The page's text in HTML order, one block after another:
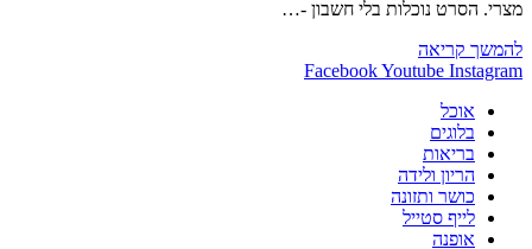
מצרי. הסרט נוכלות בלי חשבון -…
להמשך קריאהסרט
–
FacebookYoutube Instagram
אוכל
בלוגים
בריאות
הריון ולידה
כושר ותזונה
לייף סטייל
אופנה